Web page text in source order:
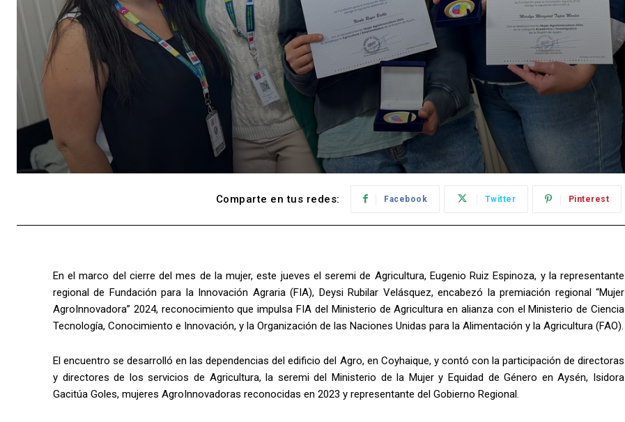
Comparte en tus redes: Facebook Twitter Pinterest
En el marco del cierre del mes de la mujer, este jueves el seremi de Agricultura, Eugenio Ruiz Espinoza, y la representante
regional de Fundación para la Innovación Agraria (FIA), Deysi Rubilar Velásquez, encabezó la premiación regional “Mujer
AgroInnovadora” 2024, reconocimiento que impulsa FIA del Ministerio de Agricultura en alianza con el Ministerio de Ciencia
Tecnología, Conocimiento e Innovación, y la Organización de las Naciones Unidas para la Alimentación y la Agricultura (FAO).
El encuentro se desarrolló en las dependencias del edificio del Agro, en Coyhaique, y contó con la participación de directoras
y directores de los servicios de Agricultura, la seremi del Ministerio de la Mujer y Equidad de Género en Aysén, Isidora
Gacitúa Goles, mujeres AgroInnovadoras reconocidas en 2023 y representante del Gobierno Regional.